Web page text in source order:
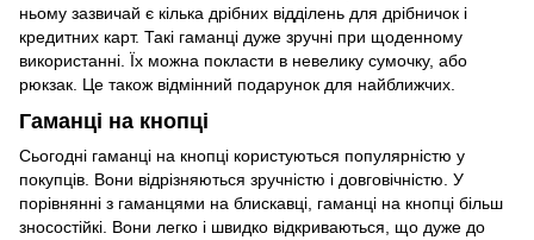
ньому зазвичай є кілька дрібних відділень для дрібничок і
кредитних карт. Такі гаманці дуже зручні при щоденному
використанні. Їх можна покласти в невелику сумочку, або
рюкзак. Це також відмінний подарунок для найближчих.
Гаманці на кнопці
Сьогодні гаманці на кнопці користуються популярністю у
покупців. Вони відрізняються зручністю і довговічністю. У
порівнянні з гаманцями на блискавці, гаманці на кнопці більш
зносостійкі. Вони легко і швидко відкриваються, що дуже до